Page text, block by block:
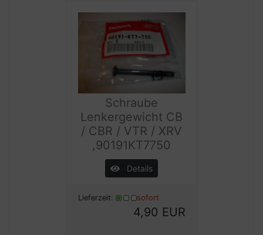
Schraube
Lenkergewicht CB
/ CBR / VTR / XRV
,90191KT7750
Details
Lieferzeit: sofort
4,90 EUR